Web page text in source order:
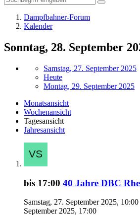
Dampfbahner-Forum
Kalender
Sonntag, 28. September
Samstag, 27. September 2025
Heute
Montag, 29. September 2025
Monatsansicht
Wochenansicht
Tagesansicht
Jahresansicht
bis 17:00 40 Jahre DBC
Samstag, 27. September 2025,
September 2025, 17:00